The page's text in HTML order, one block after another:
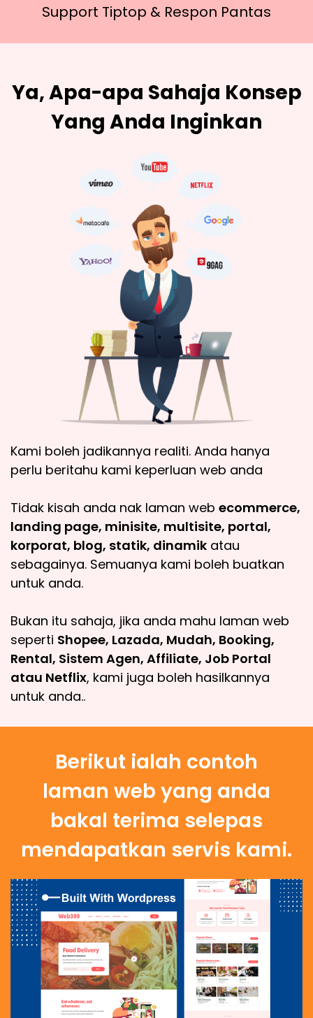
Support Tiptop & Respon Pantas
Ya, Apa-apa Sahaja Konsep
Yang Anda Inginkan
Kami boleh jadikannya realiti. Anda hanya
perlu beritahu kami keperluan web anda
Tidak kisah anda nak laman web ecommerce,
landing page, minisite, multisite, portal,
korporat, blog, statik, dinamik atau
sebagainya. Semuanya kami boleh buatkan
untuk anda.
Bukan itu sahaja, jika anda mahu laman web
seperti Shopee, Lazada, Mudah, Booking,
Rental, Sistem Agen, Affiliate, Job Portal
atau Netflix, kami juga boleh hasilkannya
untuk anda..
Berikut ialah contoh
laman web yang anda
bakal terima selepas
mendapatkan servis kami.